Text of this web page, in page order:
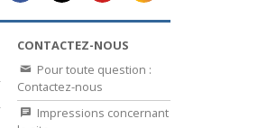
CONTACTEZ-NOUS
Pour toute question :
Contactez-nous
Impressions concernant